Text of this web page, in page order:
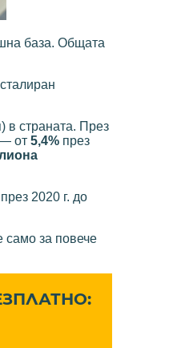
база. Общата
в страната. През
— от 5,4% през
през 2020 г. до
само за повече